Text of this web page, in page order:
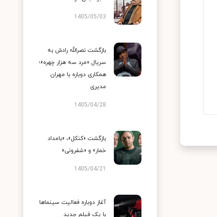
1405/05/03
بازگشت نصرالله رادش به
سریال «مرد سه هزار چهره»؛
همکاری دوباره با مهران
مدیری
1405/04/28
بازگشت «کنکل»، «بامداد
خمار» و «شفرونی»
1405/04/21
آغاز دوباره فعالیت سینماها
با یک فیلم جدید